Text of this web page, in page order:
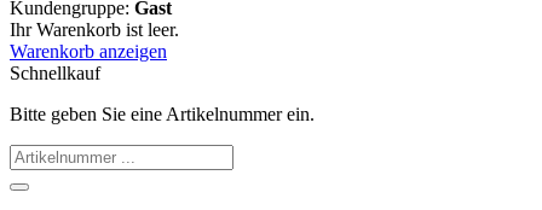
Kundengruppe: Gast
Ihr Warenkorb ist leer.
Warenkorb anzeigen
Schnellkauf
Bitte geben Sie eine Artikelnummer ein.